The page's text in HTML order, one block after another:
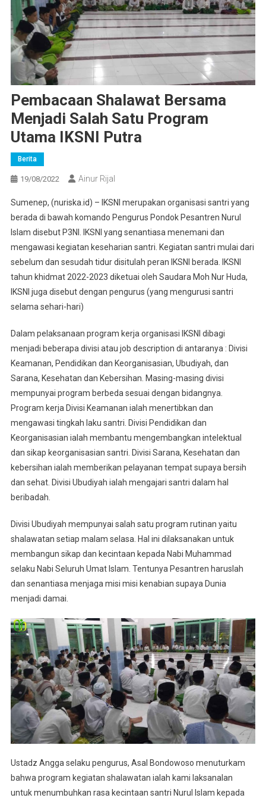
Pembacaan Shalawat Bersama
Menjadi Salah Satu Program
Utama IKSNI Putra
Berita
19/08/2022 Ainur Rijal
Sumenep, (nuriska.id) – IKSNI merupakan organisasi santri yang
berada di bawah komando Pengurus Pondok Pesantren Nurul
Islam disebut P3NI. IKSNI yang senantiasa menemani dan
mengawasi kegiatan keseharian santri. Kegiatan santri mulai dari
sebelum dan sesudah tidur disitulah peran IKSNI berada. IKSNI
tahun khidmat 2022-2023 diketuai oleh Saudara Moh Nur Huda,
IKSNI juga disebut dengan pengurus (yang mengurusi santri
selama sehari-hari)
Dalam pelaksanaan program kerja organisasi IKSNI dibagi
menjadi beberapa divisi atau job description di antaranya : Divisi
Keamanan, Pendidikan dan Keorganisasian, Ubudiyah, dan
Sarana, Kesehatan dan Kebersihan. Masing-masing divisi
mempunyai program berbeda sesuai dengan bidangnya.
Program kerja Divisi Keamanan ialah menertibkan dan
mengawasi tingkah laku santri. Divisi Pendidikan dan
Keorganisasian ialah membantu mengembangkan intelektual
dan sikap keorganisasian santri. Divisi Sarana, Kesehatan dan
kebersihan ialah memberikan pelayanan tempat supaya bersih
dan sehat. Divisi Ubudiyah ialah mengajari santri dalam hal
beribadah.
Divisi Ubudiyah mempunyai salah satu program rutinan yaitu
shalawatan setiap malam selasa. Hal ini dilaksanakan untuk
membangun sikap dan kecintaan kepada Nabi Muhammad
selaku Nabi Seluruh Umat Islam. Tentunya Pesantren haruslah
dan senantiasa menjaga misi misi kenabian supaya Dunia
menjadi damai.
Ustadz Angga selaku pengurus, Asal Bondowoso menuturkam
bahwa program kegiatan shalawatan ialah kami laksanalan
untuk menumbuhkan rasa kecintaan santri Nurul Islam kepada